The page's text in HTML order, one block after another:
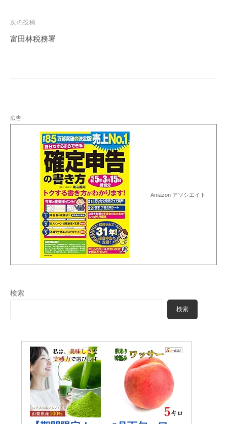
ビ
ゲ
次の投稿
富田林税務署
広告
Amazon アソシエイト
検索
検索